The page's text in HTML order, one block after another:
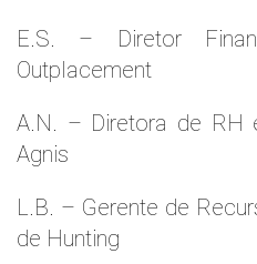
E.S. – Diretor
Outplacement
A.N. – Diretora de RH
Agnis
L.B. – Gerente de
de Hunting